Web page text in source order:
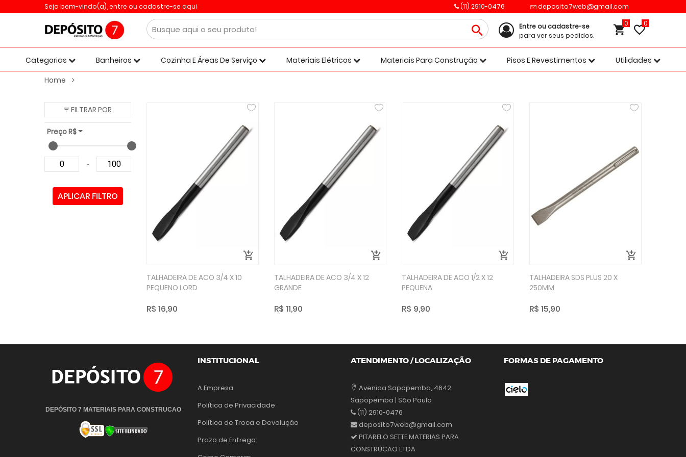
Seja bem-vindo(a), entre ou cadastre-se aqui (11) 2910-0476 deposito7web@gmail.com
Entre ou cadastre-se
para ver seus pedidos.
0
Categorias Banheiros Cozinha E Áreas De Serviço Materiais Elétricos Materiais Para Construção Pisos E Revestimentos
Utilidades
Home
FILTRAR POR
Preço R$
-
TALHADEIRA DE ACO 3/4 X 10
PEQUENO LORD
R$ 16,90
TALHADEIRA DE ACO 3/4 X 12
GRANDE
R$ 11,90
TALHADEIRA DE ACO 1/2 X 12
PEQUENA
R$ 9,90
TALHADEIRA SDS PLUS 20 X
250MM
R$ 15,90
DEPÓSITO 7 MATERIAIS PARA CONSTRUCAO
INSTITUCIONAL
A Empresa
Política de Privacidade
Política de Troca e Devolução
Prazo de Entrega
ATENDIMENTO / LOCALIZAÇÃO
Avenida Sapopemba, 4642
Sapopemba | São Paulo
(11) 2910-0476
deposito7web@gmail.com
PITARELO SETTE MATERIAS PARA
CONSTRUCAO LTDA
FORMAS DE PAGAMENTO